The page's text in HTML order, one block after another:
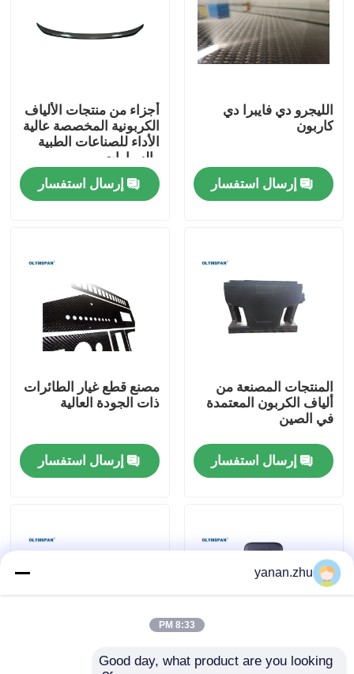
فيديوهات
جولة في المصنع
مراقبة الجودة
أخبار
اﻷوتوكﻻف الجميح للسيارات
الليجرو دي فايبرا دي
كاربون
إرسال استفسار
أجزاء من منتجات الألياف
الكربونية المخصصة عالية
الأداء للصناعات الطبية
والسيارات
إرسال استفسار
المنتجات المصنعة من
ألياف الكربون المعتمدة
في الصين
إرسال استفسار
مصنع قطع غيار الطائرات
ذات الجودة العالية
إرسال استفسار
منتجات ألياف الكربون
الصحافة الساخنة تشكيل
yanan.zhu
8:33 PM
Good day, what product are you looking